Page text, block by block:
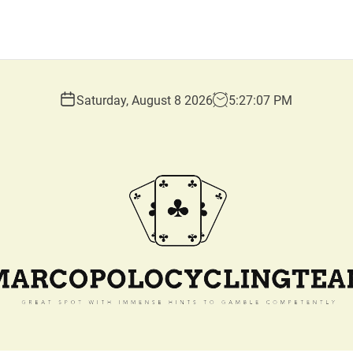
Saturday, August 8 2026 5:27:08 PM